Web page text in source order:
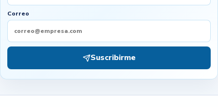
Correo
Suscribirme